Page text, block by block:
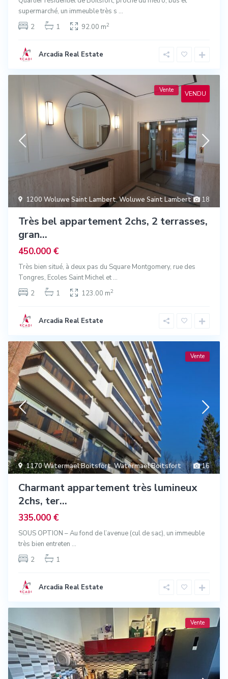
supermarché, un immeuble très s ...
2
1 92.00 m2
Arcadia Real Estate
18
1200 Woluwe Saint Lambert,Woluwe Saint Lambert
Vente VENDU
Très bel appartement 2chs, 2 terrasses,
gran...
450.000 €
Très bien situé, à deux pas du Square Montgomery, rue des
Tongres, Ecoles Saint Michel et ...
2
1 123.00 m2
Arcadia Real Estate
16
1170 Watermael Boitsfort,Watermael Boitsfort
Vente
Charmant appartement très lumineux
2chs, ter...
335.000 €
SOUS OPTION – Au fond de l’avenue (cul de sac), un immeuble
très bien entreten ...
2
1
Arcadia Real Estate
Vente